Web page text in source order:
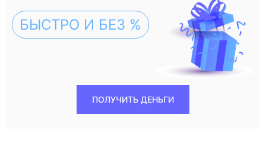
БЫСТРО И БЕЗ %
ПОЛУЧИТЬ ДЕНЬГИ